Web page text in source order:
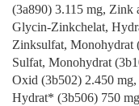
(3a890) 3.115 mg,
Glycin-Zinkchelat,
Zinksulfat, Monohydrat
Sulfat, Monohydrat
Oxid (3b502) 2.450
Hydrat* (3b506) 750